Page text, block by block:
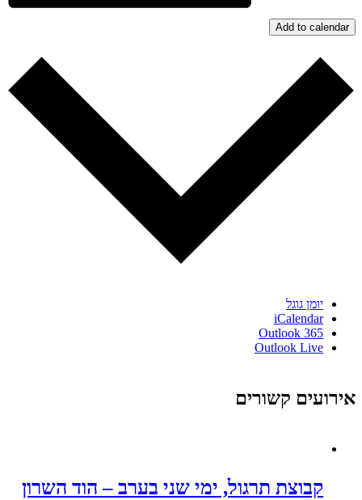
Add to calendar
יומן גוגל
iCalendar
Outlook 365
Outlook Live
אירועים קשורים
קבוצת תרגול, ימי שני בערב – הוד השרון